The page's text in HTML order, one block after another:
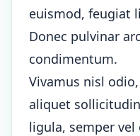
euismod, feugiat
Donec pulvinar
condimentum.
Vivamus nisl
aliquet
ligula, semper